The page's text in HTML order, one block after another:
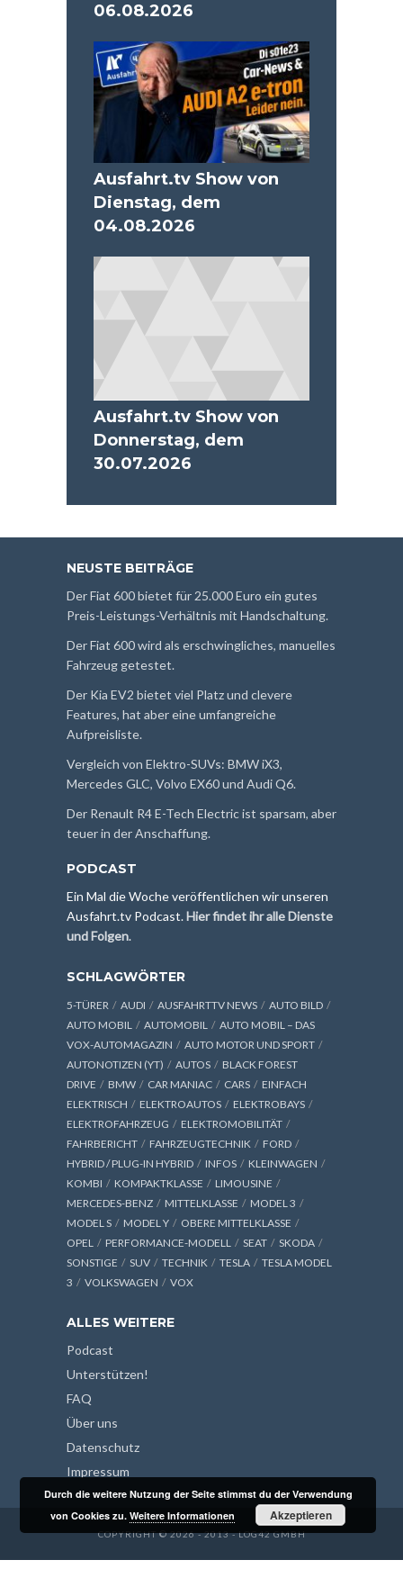
06.08.2026
Ausfahrt.tv Show von
Dienstag, dem
04.08.2026
Ausfahrt.tv Show von
Donnerstag, dem
30.07.2026
NEUSTE BEITRÄGE
Der Fiat 600 bietet für 25.000 Euro ein gutes
Preis-Leistungs-Verhältnis mit Handschaltung.
Der Fiat 600 wird als erschwingliches, manuelles
Fahrzeug getestet.
Der Kia EV2 bietet viel Platz und clevere
Features, hat aber eine umfangreiche
Aufpreisliste.
Vergleich von Elektro-SUVs: BMW iX3,
Mercedes GLC, Volvo EX60 und Audi Q6.
Der Renault R4 E-Tech Electric ist sparsam, aber
teuer in der Anschaffung.
PODCAST
Ein Mal die Woche veröffentlichen wir unseren
Ausfahrt.tv Podcast.Hier findet ihr alle Dienste
und Folgen.
SCHLAGWÖRTER
5-TÜRER AUDI AUSFAHRTTV NEWS
AUTO BILD
AUTO MOBIL
AUTOMOBIL
AUTO MOBIL – DAS
VOX-AUTOMAGAZIN
AUTO MOTOR UND SPORT
AUTONOTIZEN (YT)
AUTOS
BLACK FOREST
DRIVE
BMW CAR MANIAC CARS
EINFACH
ELEKTRISCH
ELEKTROAUTOS
ELEKTROBAYS
ELEKTROFAHRZEUG
ELEKTROMOBILITÄT
FAHRBERICHT
FAHRZEUGTECHNIK
FORD
HYBRID / PLUG-IN HYBRID
INFOS
KLEINWAGEN
KOMBI
KOMPAKTKLASSE
LIMOUSINE
MERCEDES-BENZ
MITTELKLASSE
MODEL 3
MODEL S
MODEL Y
OBERE MITTELKLASSE
OPEL
PERFORMANCE-MODELL SEAT
SKODA
SONSTIGE
SUV TECHNIK TESLA
TESLA MODEL
3
VOLKSWAGEN VOX
ALLES WEITERE
Podcast
Unterstützen!
FAQ
Über uns
Datenschutz
Impressum
COPYRIGHT © 2026 - 2013 - LOG42 GMBH
Durch die weitere Nutzung der Seite stimmst du der Verwendung
von Cookies zu.Weitere Informationen Akzeptieren